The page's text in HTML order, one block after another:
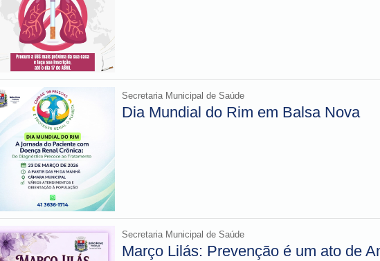
Secretaria Municipal de Saúde
Dia Mundial do Rim em Balsa Nova
Secretaria Municipal de Saúde
Março Lilás: Prevenção é um ato de